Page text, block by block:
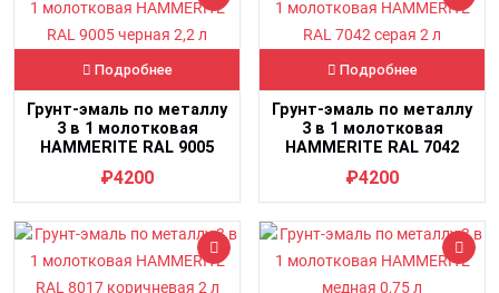
Подробнее
Грунт-эмаль по металлу
3 в 1 молотковая
HAMMERITE RAL 9005
черная 2,2 л
₽4200
Подробнее
Грунт-эмаль по металлу
3 в 1 молотковая
HAMMERITE RAL 7042
серая 2 л
₽4200